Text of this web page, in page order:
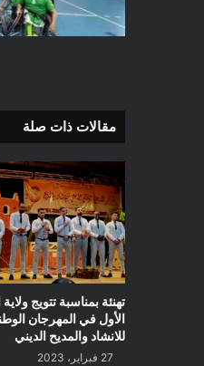
مقالات ذات صلة
تهنئة بمناسبة تتويج
الأول في المهرجان
للانشاد والمديح الديني
27 فبراير، 2023